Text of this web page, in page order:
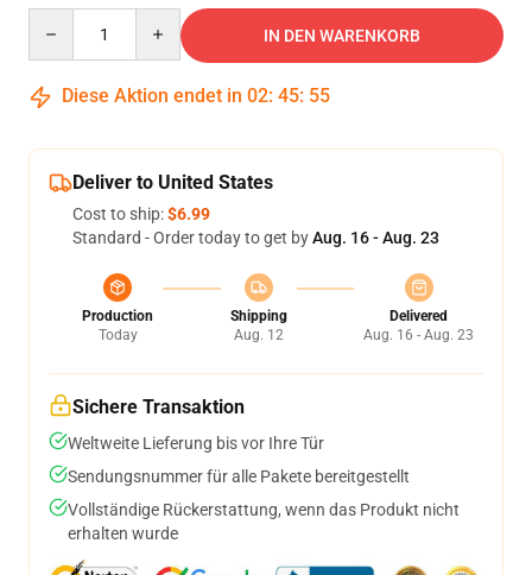
IN DEN WARENKORB
Diese Aktion endet in 02: 45: 54
Deliver to United States
Cost to ship:$6.99
Standard - Order today to get byAug. 16 - Aug. 23
Production
Today
Shipping
Aug. 12
Delivered
Aug. 16 - Aug. 23
Sichere Transaktion
Weltweite Lieferung bis vor Ihre Tür
Sendungsnummer für alle Pakete bereitgestellt
Vollständige Rückerstattung, wenn das Produkt nicht
erhalten wurde